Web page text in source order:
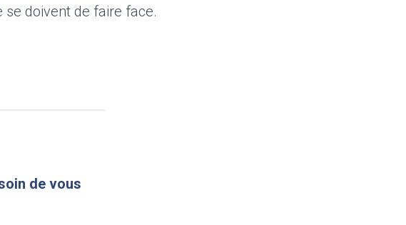
doivent de faire face.
de vous